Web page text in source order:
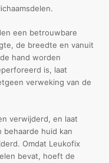
een betrouwbare
de breedte en vanuit
hand worden
is, laat
verweking van de
verwijderd, en laat
huid kan
Omdat Leukofix
bevat, hoeft de